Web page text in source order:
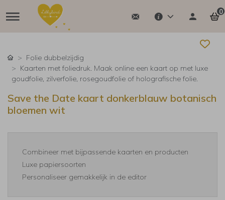
0
Folie dubbelzijdig
Kaarten met foliedruk. Maak online een kaart op met luxe
goudfolie, zilverfolie, rosegoudfolie of holografische folie.
Save the Date kaart donkerblauw botanisch
bloemen wit
Combineer met bijpassende kaarten en producten
Luxe papiersoorten
Personaliseer gemakkelijk in de editor